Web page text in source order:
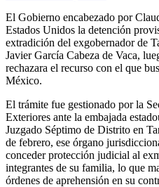
El Gobierno encabezado por
Estados Unidos la detención
extradición del exgobernador de
Javier García Cabeza de Vaca,
rechazara el recurso con el que
México.
El trámite fue gestionado por la
Exteriores ante la embajada
Juzgado Séptimo de Distrito en
de febrero, ese órgano
conceder protección judicial al
integrantes de su familia, lo que
órdenes de aprehensión en su